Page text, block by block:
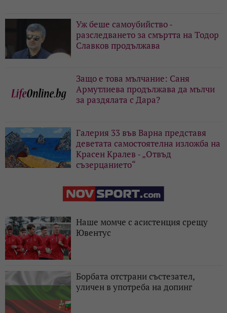
Уж беше самоубийство -
разследването за смъртта на Тодор
Славков продължава
Защо е това мълчание: Саня
Армутлиева продължава да мълчи
за раздялата с Дара?
Галерия 33 във Варна представя
деветата самостоятелна изложба на
Красен Кралев - „Отвъд
съзерцанието“
Наше момче с асистенция срещу
Ювентус
Борбата отстрани състезател,
уличен в употреба на допинг